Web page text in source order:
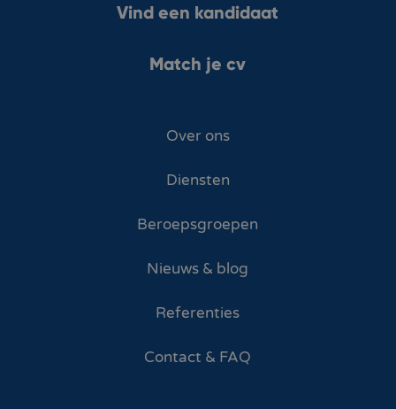
Vind een kandidaat
Match je cv
Over ons
Diensten
Beroepsgroepen
Nieuws & blog
Referenties
Contact & FAQ